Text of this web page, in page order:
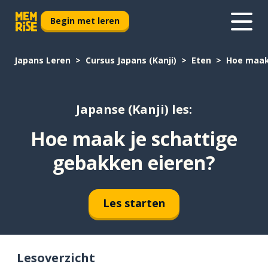
Begin met leren
Japans Leren Cursus Japans (Kanji) Eten Hoe
Japanse (Kanji) les:
Hoe maak je schattige
gebakken eieren?
Les starten
Lesoverzicht